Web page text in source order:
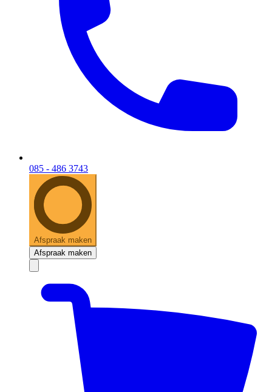
085 - 486 3743
Afspraak maken
Afspraak maken